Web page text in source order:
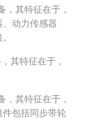
，其特征在于，
动力传感器
其特征在于，
，其特征在于，
件包括同步带轮